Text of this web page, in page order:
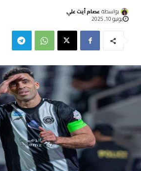
بواسطة عصام أيت علي
يونيو 10, 2025